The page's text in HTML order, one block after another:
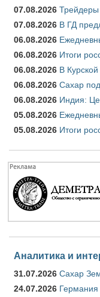
07.08.2026 Трейдеры
07.08.2026 В ГД
06.08.2026
06.08.2026 Итоги
06.08.2026 В
06.08.2026 Сахар
06.08.2026 Индия:
05.08.2026
05.08.2026 Итоги
Аналитика и
31.07.2026 Сахар
24.07.2026 Германия